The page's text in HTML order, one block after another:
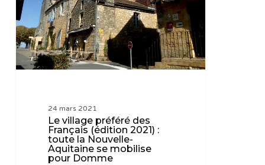
Français
(édition
2021)
:
toute
Aquitaine
mobilise
24 mars 2021
Le village préféré des
Français (édition 2021) :
toute la Nouvelle-
Aquitaine se mobilise
pour Domme